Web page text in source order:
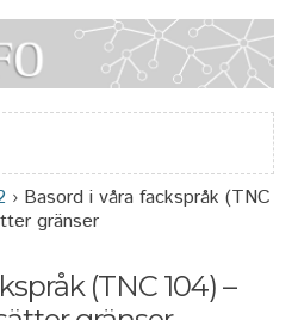
to navigation
› Basord i våra fackspråk (TNC
gränser
(TNC 104) –